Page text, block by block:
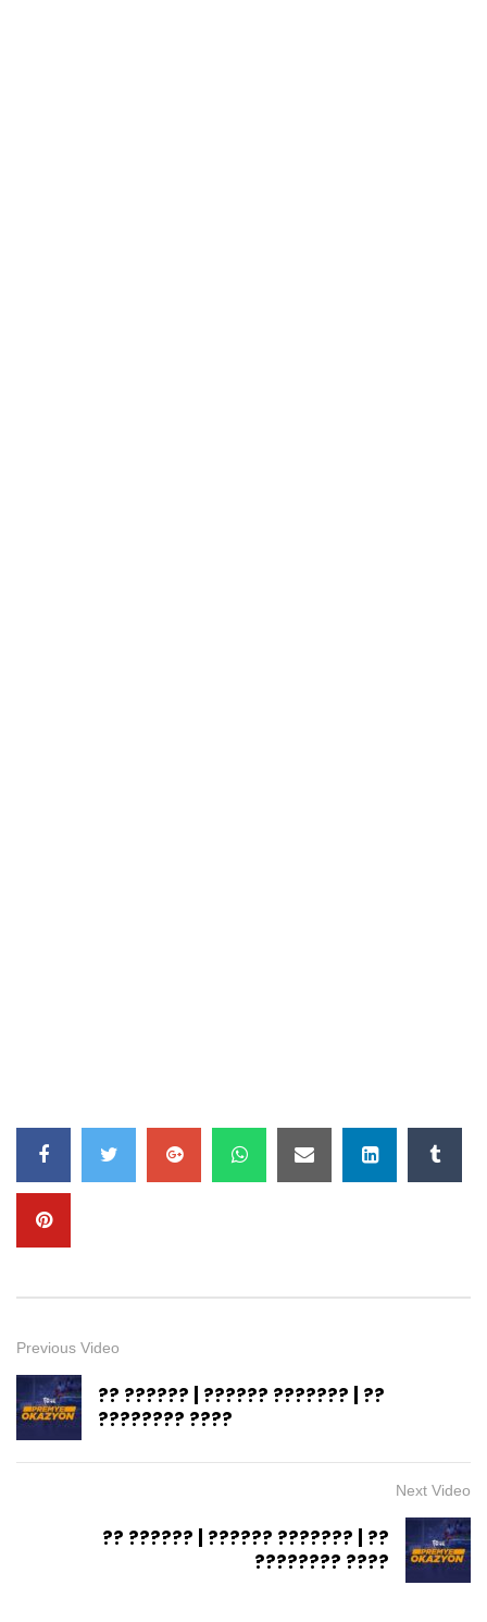
Previous Video
?? ?????? | ?????? ??????? | ??
???????? ????
Next Video
?? ?????? | ?????? ??????? | ??
???????? ????